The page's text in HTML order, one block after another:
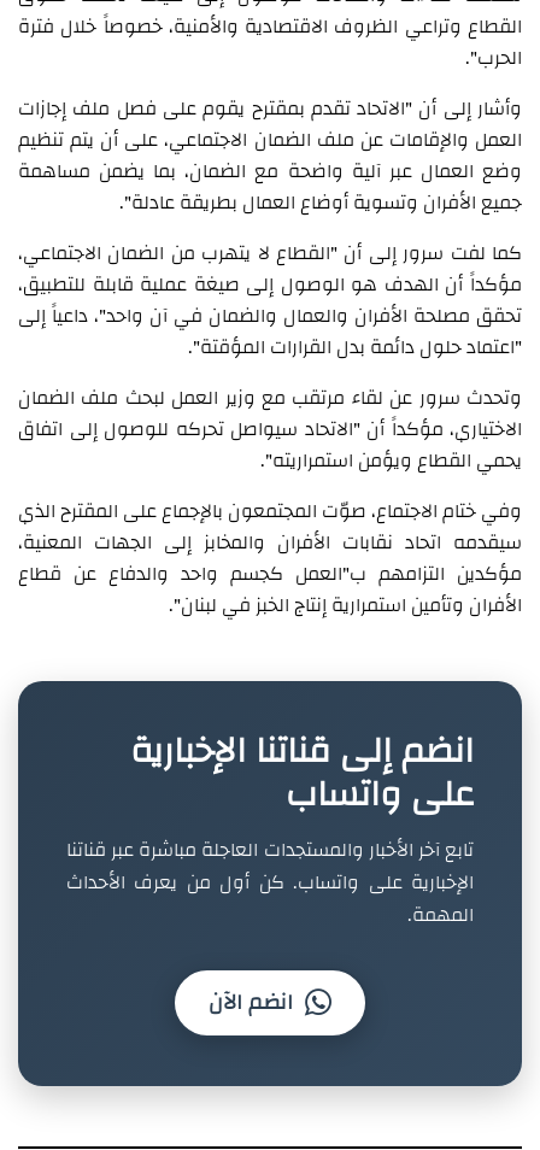
القطاع وتراعي الظروف الاقتصادية والأمنية، خصوصاً خلال فترة
الحرب".
وأشار إلى أن "الاتحاد تقدم بمقترح يقوم على فصل ملف إجازات
العمل والإقامات عن ملف الضمان الاجتماعي، على أن يتم تنظيم
وضع العمال عبر آلية واضحة مع الضمان، بما يضمن مساهمة
جميع الأفران وتسوية أوضاع العمال بطريقة عادلة".
كما لفت سرور إلى أن "القطاع لا يتهرب من الضمان الاجتماعي،
مؤكداً أن الهدف هو الوصول إلى صيغة عملية قابلة للتطبيق،
تحقق مصلحة الأفران والعمال والضمان في آن واحد"، داعياً إلى
"اعتماد حلول دائمة بدل القرارات المؤقتة".
وتحدث سرور عن لقاء مرتقب مع وزير العمل لبحث ملف الضمان
الاختياري، مؤكداً أن "الاتحاد سيواصل تحركه للوصول إلى اتفاق
يحمي القطاع ويؤمن استمراريته".
وفي ختام الاجتماع، صوّت المجتمعون بالإجماع على المقترح الذي
سيقدمه اتحاد نقابات الأفران والمخابز إلى الجهات المعنية،
مؤكدين التزامهم ب"العمل كجسم واحد والدفاع عن قطاع
الأفران وتأمين استمرارية إنتاج الخبز في لبنان".
انضم إلى قناتنا الإخبارية
على واتساب
تابع آخر الأخبار والمستجدات العاجلة مباشرة عبر قناتنا
الإخبارية على واتساب. كن أول من يعرف الأحداث
المهمة.
انضم الآن